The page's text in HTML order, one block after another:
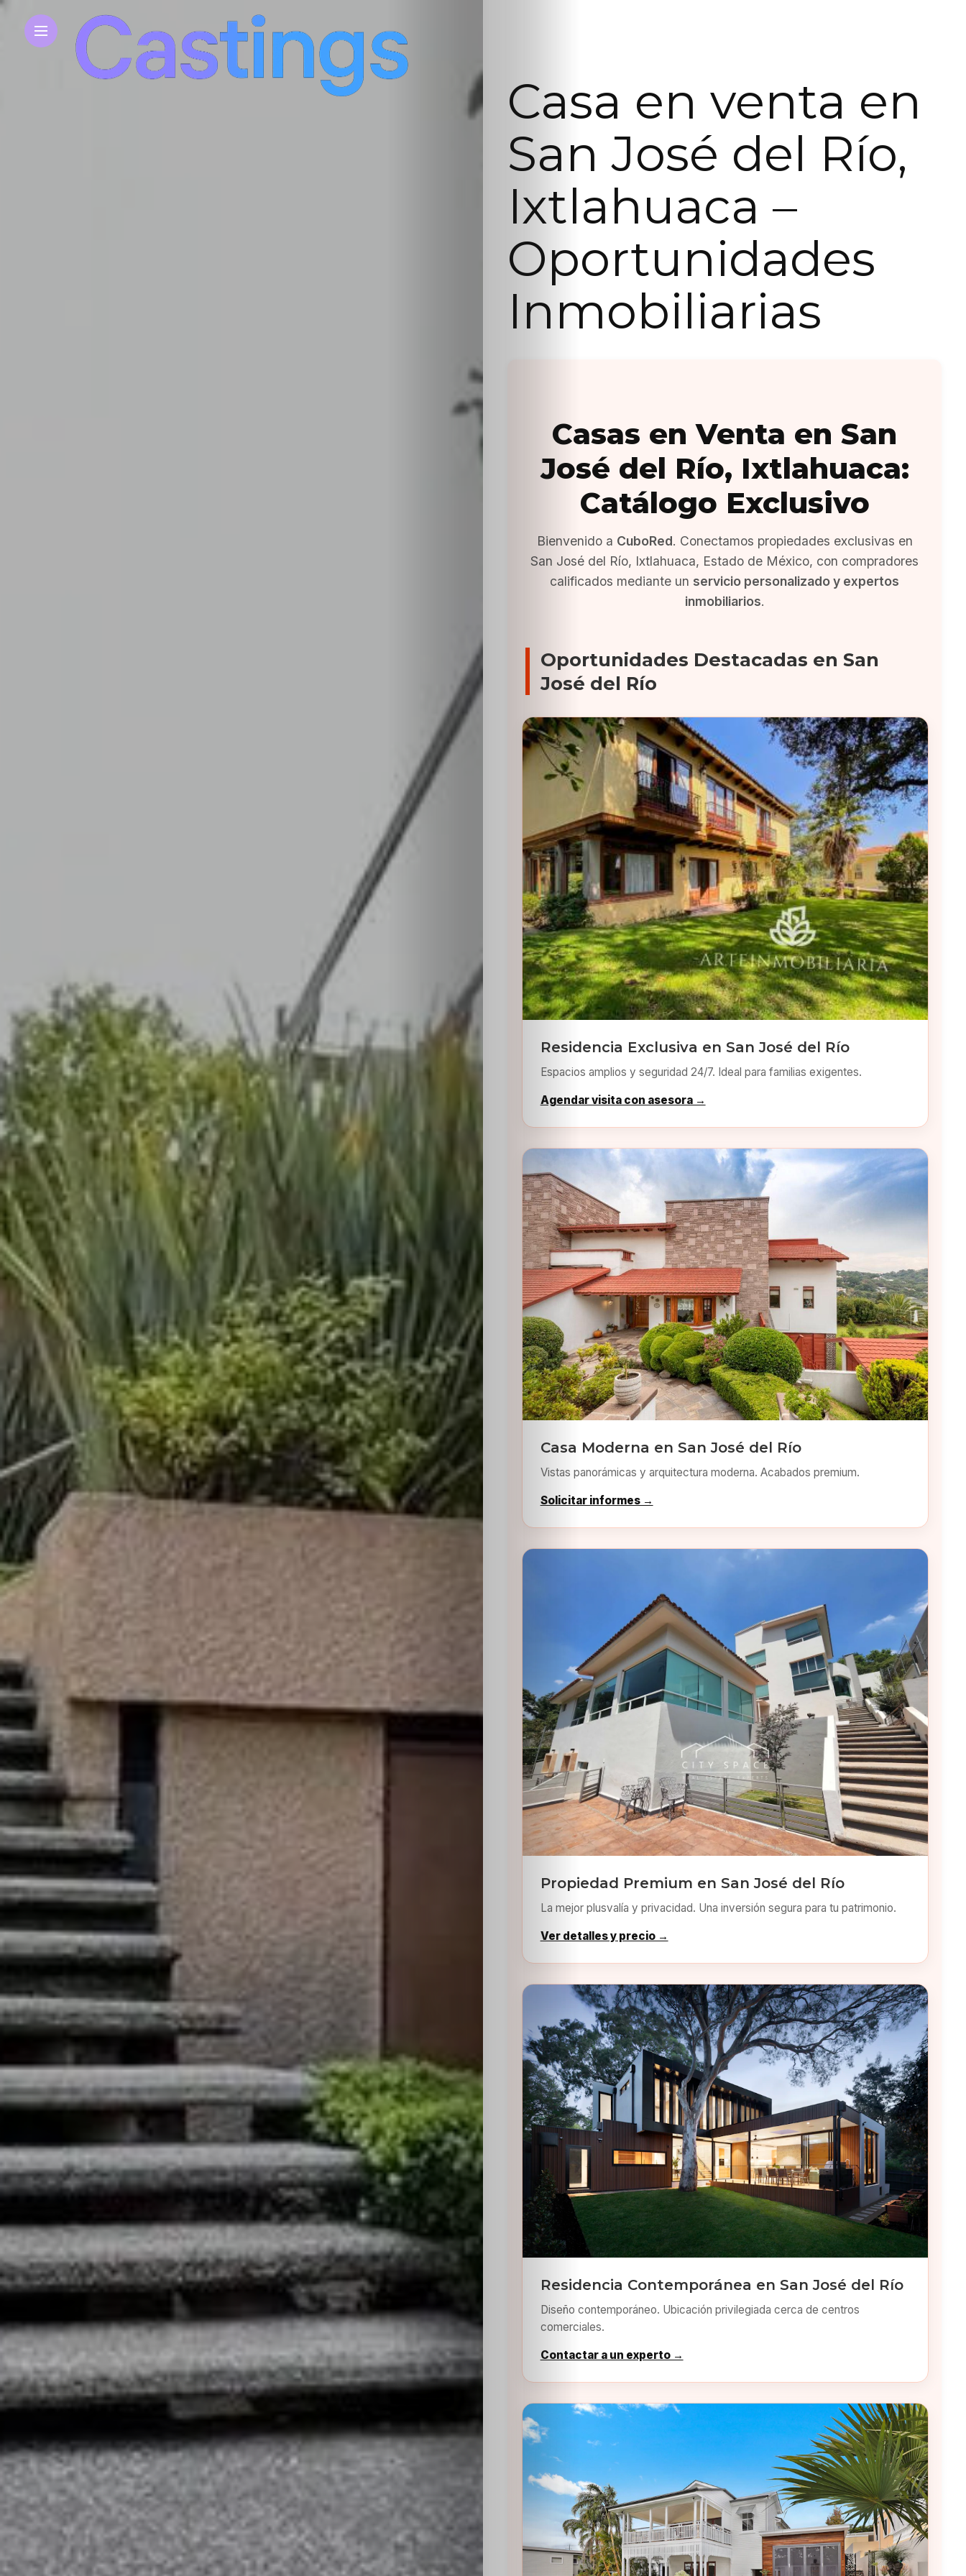
Inicio
Casting
Bershka
Casting
SHEIN
Casting
HolliKids
Contacto
Search
Casa en venta en
San José del Río,
Ixtlahuaca –
Oportunidades
Inmobiliarias
Casas en Venta en San
José del Río, Ixtlahuaca:
Catálogo Exclusivo
Bienvenido a CuboRed. Conectamos propiedades exclusivas en
San José del Río, Ixtlahuaca, Estado de México, con compradores
calificados mediante un servicio personalizado y expertos
inmobiliarios.
Oportunidades Destacadas en San
José del Río
Residencia Exclusiva en San José del Río
Espacios amplios y seguridad 24/7. Ideal para familias exigentes.
Agendar visita con asesora →
Casa Moderna en San José del Río
Vistas panorámicas y arquitectura moderna. Acabados premium.
Solicitar informes →
Propiedad Premium en San José del Río
La mejor plusvalía y privacidad. Una inversión segura para tu patrimonio.
Ver detalles y precio →
Residencia Contemporánea en San José del Río
Diseño contemporáneo. Ubicación privilegiada cerca de centros
comerciales.
Contactar a un experto →